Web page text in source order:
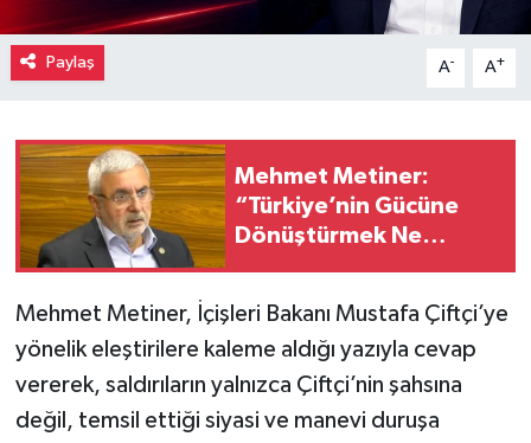
Paylaş A- A+
Mehmet Metiner:
“Türkiye’nin Gücüne
Dönüştürmek Ne
Mehmet Metiner, İçişleri Bakanı Mustafa Çiftçi’ye
yönelik eleştirilere kaleme aldığı yazıyla cevap
vererek, saldırıların yalnızca Çiftçi’nin şahsına
değil, temsil ettiği siyasi ve manevi duruşa